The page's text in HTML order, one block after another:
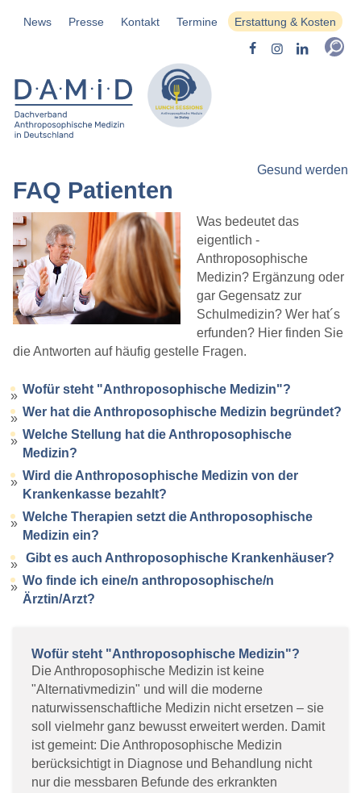
News Presse Kontakt Termine Erstattung & Kosten
Gesund werden
FAQ Patienten
Was bedeutet das
eigentlich -
Anthroposophische
Medizin? Ergänzung oder
gar Gegensatz zur
Schulmedizin? Wer hat´s
erfunden? Hier finden Sie
die Antworten auf häufig gestelle Fragen.
Wofür steht "Anthroposophische Medizin"?
Wer hat die Anthroposophische Medizin begründet?
Welche Stellung hat die Anthroposophische
Medizin?
Wird die Anthroposophische Medizin von der
Krankenkasse bezahlt?
Welche Therapien setzt die Anthroposophische
Medizin ein?
Gibt es auch Anthroposophische Krankenhäuser?
Wo finde ich eine/n anthroposophische/n
Ärztin/Arzt?
Wofür steht "Anthroposophische Medizin"?
Die Anthroposophische Medizin ist keine
"Alternativmedizin" und will die moderne
naturwissenschaftliche Medizin nicht ersetzen – sie
soll vielmehr ganz bewusst erweitert werden. Damit
ist gemeint: Die Anthroposophische Medizin
berücksichtigt in Diagnose und Behandlung nicht
nur die messbaren Befunde des erkrankten